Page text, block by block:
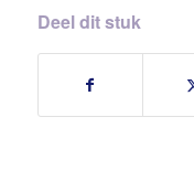
Deel dit stuk